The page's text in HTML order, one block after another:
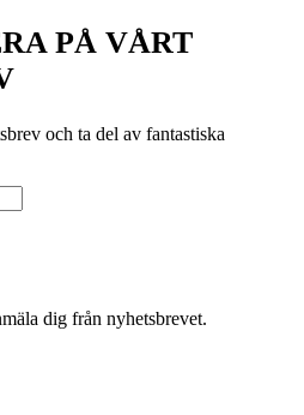
PÅ VÅRT
och ta del av fantastiska
dig från nyhetsbrevet.